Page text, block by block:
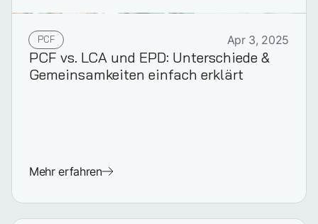
PCF Apr 3, 2025
PCF vs. LCA und EPD: Unterschiede &
Gemeinsamkeiten einfach erklärt
Mehr erfahren